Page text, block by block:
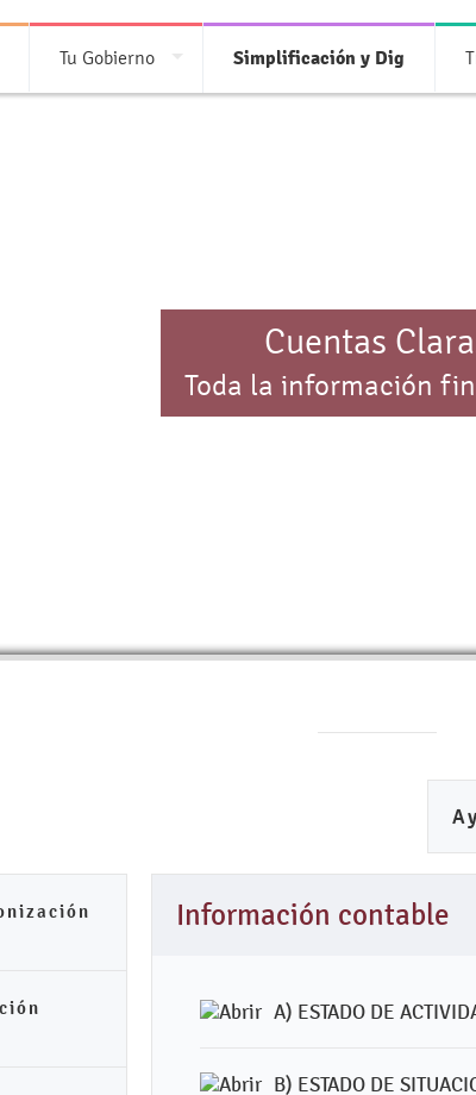
Tu Gobierno Simplificación y Dig
Cuentas
Toda la información
Información contable
A) ESTADO DE
B) ESTADO DE